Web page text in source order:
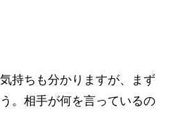
持ちも分かりますが、まず
。相手が何を言っているの